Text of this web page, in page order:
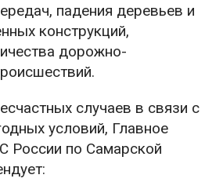
падения деревьев и
конструкций,
дорожно-
случаев в связи с
условий, Главное
России по Самарской